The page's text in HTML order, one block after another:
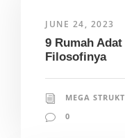
JUNE 24, 2023
9 Rumah
Filosofinya
MEGA
0